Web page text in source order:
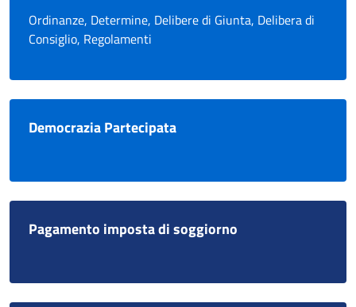
Ordinanze, Determine, Delibere di Giunta, Delibera di
Consiglio, Regolamenti
Democrazia Partecipata
Pagamento imposta di soggiorno